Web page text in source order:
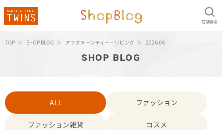
店舗検索
TOP SHOP BLOG アフタヌーンティー・リビング 2026.06
SHOP BLOG
ALL ファッション
ファッション雑貨 コスメ